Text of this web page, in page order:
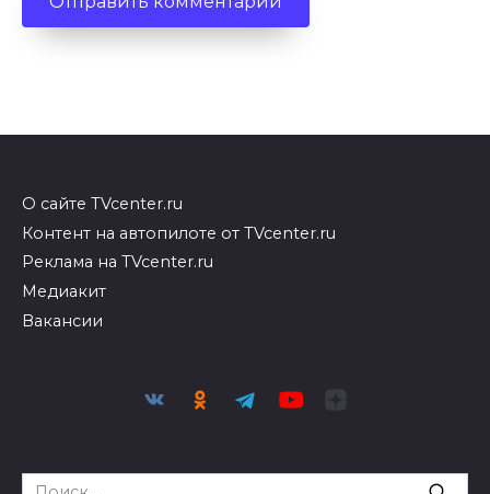
О сайте TVcenter.ru
Контент на автопилоте от TVcenter.ru
Реклама на TVcenter.ru
Медиакит
Вакансии
Search